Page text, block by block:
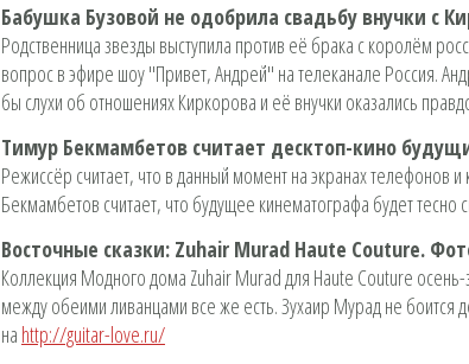
Бабушка Бузовой не одобрила свадьбу внучки с
Родственница звезды выступила против её брака с королём
вопрос в эфире шоу "Привет, Андрей" на телеканале Россия.
бы слухи об отношениях Киркорова и её внучки оказались
Тимур Бекмамбетов считает десктоп-кино
Режиссёр считает, что в данный момент на экранах
Бекмамбетов считает, что будущее кинематографа будет
Восточные сказки: Zuhair Murad Haute Couture.
Коллекция Модного дома Zuhair Murad для Haute Couture
между обеими ливанцами все же есть. Зухаир Мурад не
на http://guitar-love.ru/